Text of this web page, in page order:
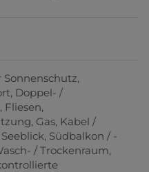
Doppel- /
Fliesen
Gas Kabel /
Seeblick Südbalkon / -
/ Trockenraum